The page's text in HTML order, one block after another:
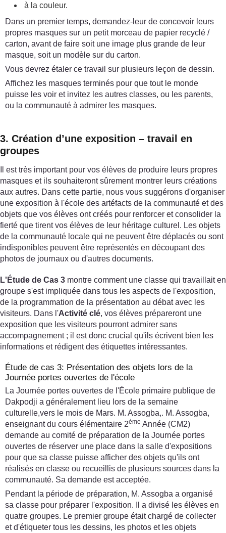
à la couleur.
Dans un premier temps, demandez-leur de concevoir leurs
propres masques sur un petit morceau de papier recyclé /
carton, avant de faire soit une image plus grande de leur
masque, soit un modèle sur du carton.
Vous devrez étaler ce travail sur plusieurs leçon de dessin.
Affichez les masques terminés pour que tout le monde
puisse les voir et invitez les autres classes, ou les parents,
ou la communauté à admirer les masques.
3. Création d’une exposition – travail en
groupes
Il est très important pour vos élèves de produire leurs propres
masques et ils souhaiteront sûrement montrer leurs créations
aux autres. Dans cette partie, nous vous suggérons d'organiser
une exposition à l'école des artéfacts de la communauté et des
objets que vos élèves ont créés pour renforcer et consolider la
fierté que tirent vos élèves de leur héritage culturel. Les objets
de la communauté locale qui ne peuvent être déplacés ou sont
indisponibles peuvent être représentés en découpant des
photos de journaux ou d'autres documents.
L'Étude de Cas 3 montre comment une classe qui travaillait en
groupe s'est impliquée dans tous les aspects de l'exposition,
de la programmation de la présentation au débat avec les
visiteurs. Dans l'Activité clé, vos élèves prépareront une
exposition que les visiteurs pourront admirer sans
accompagnement ; il est donc crucial qu'ils écrivent bien les
informations et rédigent des étiquettes intéressantes.
Étude de cas 3: Présentation des objets lors de la
Journée portes ouvertes de l'école
La Journée portes ouvertes de l'École primaire publique de
Dakpodji a généralement lieu lors de la semaine
culturelle,vers le mois de Mars. M. Assogba,. M. Assogba,
enseignant du cours élémentaire 2ème Année (CM2)
demande au comité de préparation de la Journée portes
ouvertes de réserver une place dans la salle d'expositions
pour que sa classe puisse afficher des objets qu'ils ont
réalisés en classe ou recueillis de plusieurs sources dans la
communauté. Sa demande est acceptée.
Pendant la période de préparation, M. Assogba a organisé
sa classe pour préparer l'exposition. Il a divisé les élèves en
quatre groupes. Le premier groupe était chargé de collecter
et d'étiqueter tous les dessins, les photos et les objets